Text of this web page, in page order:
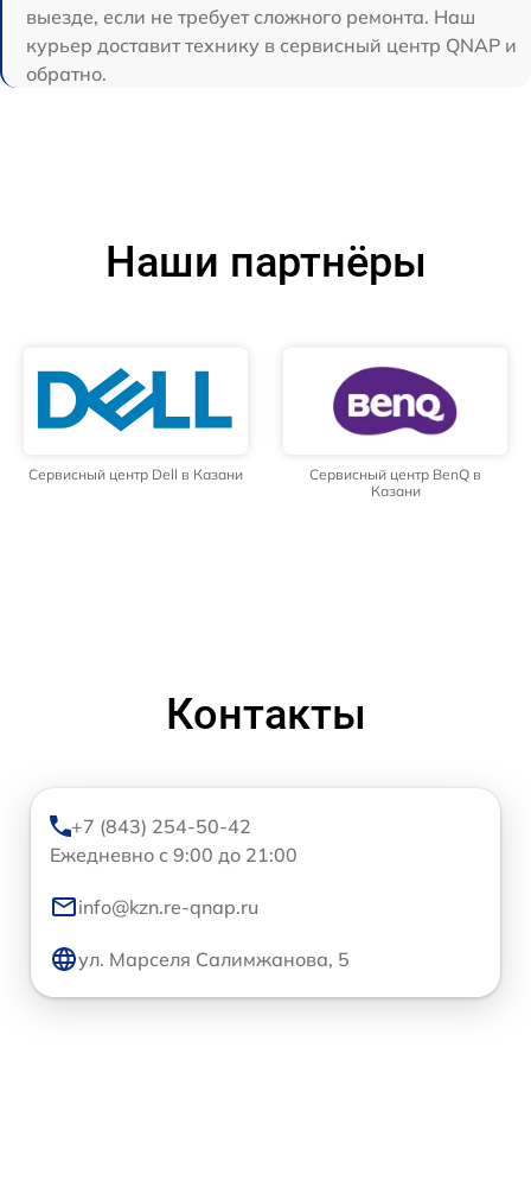
выезде, если не требует сложного ремонта. Наш
курьер доставит технику в сервисный центр QNAP и
обратно.
Наши партнёры
Сервисный центр Dell в Казани
Сервисный центр BenQ в
Казани
Контакты
+7 (843) 254-50-42
Ежедневно с 9:00 до 21:00
info@kzn.re-qnap.ru
ул. Марселя Салимжанова, 5